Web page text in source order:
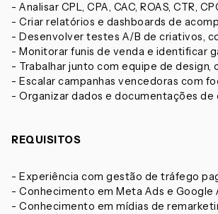
- Analisar CPL, CPA, CAC, ROAS, CTR,
- Criar relatórios e dashboards de
- Desenvolver testes A/B de criativos,
- Monitorar funis de venda e identificar
- Trabalhar junto com equipe de design,
- Escalar campanhas vencedoras com
- Organizar dados e documentações de
REQUISITOS
- Experiência com gestão de tráfego
- Conhecimento em Meta Ads e Google
- Conhecimento em mídias de